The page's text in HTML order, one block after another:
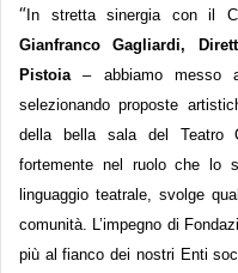
“In stretta sinergia con il
Gianfranco Gagliardi,
Pistoia– abbiamo messo
selezionando proposte
della bella sala del Teatro
fortemente nel ruolo che lo
linguaggio teatrale, svolge
comunità. L’impegno di
più al fianco dei nostri Enti